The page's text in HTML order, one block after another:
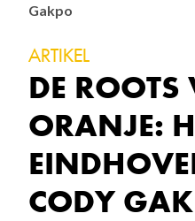
Gakpo
ARTIKEL
DE
ORANJE:
CODY